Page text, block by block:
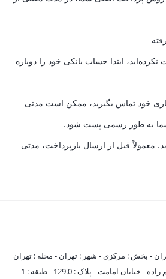
نکرده‌اید، ابتدا حساب بانکی خود را دوباره
خود تماس بگیرید، ممکن است مدتی
به طور رسمی پست شود.
معمولاً قبل از ارسال بازپرداخت، مدتی
- بخش : مرکزی - شهر : تهران - محله : تهران
نو - خیابان شهید فریدون قاسم زاده - خیابان امامت - پلاک : 129.0 - طبقه : 1